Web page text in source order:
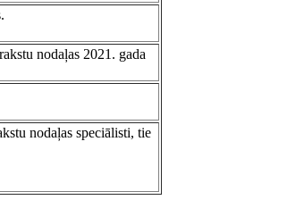
nodaļas 2021. gada
nodaļas speciālisti, tie